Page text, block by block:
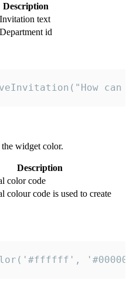
Description
Invitation text
Department id
widget color.
Description
color code
colour code is used to create